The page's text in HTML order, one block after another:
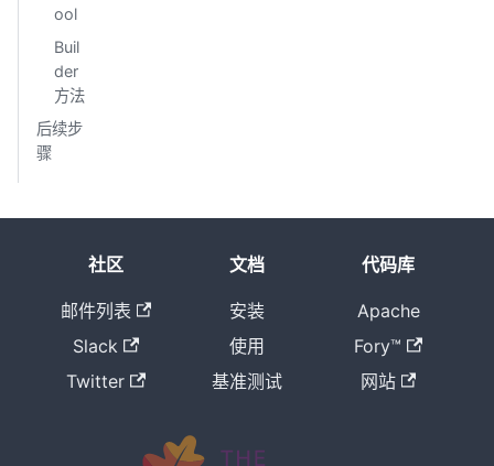
ool
Buil
der
方法
后续步
骤
社区
邮件列表
Slack
Twitter
文档
安装
使用
基准测试
代码库
Apache
Fory™
网站